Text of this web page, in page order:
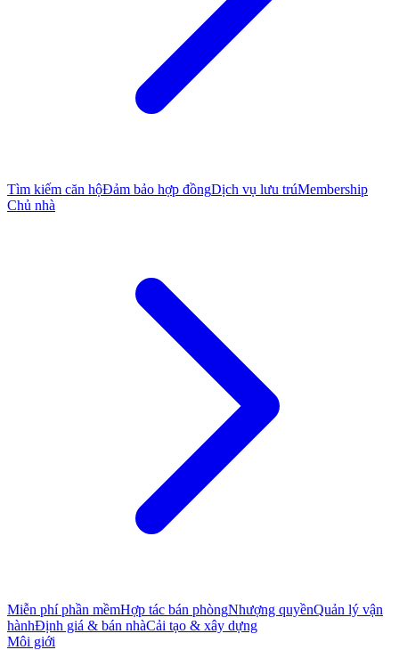
Tìm kiếm căn hộĐảm bảo hợp đồngDịch vụ lưu trúMembership
Chủ nhà
Miễn phí phần mềmHợp tác bán phòngNhượng quyềnQuản lý vận
hànhĐịnh giá & bán nhàCải tạo & xây dựng
Môi giới